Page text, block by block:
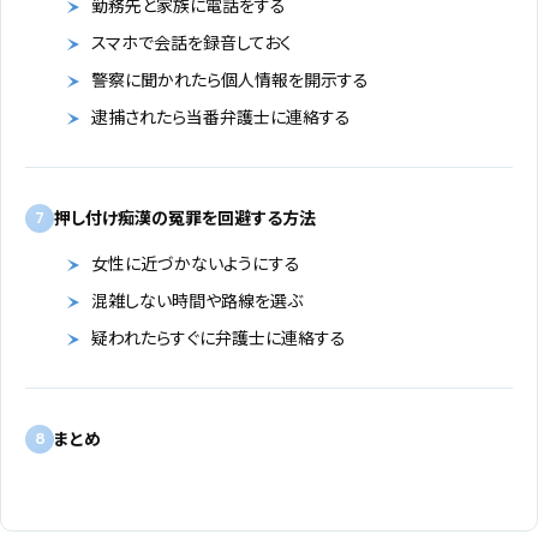
勤務先と家族に電話をする
スマホで会話を録音しておく
警察に聞かれたら個人情報を開示する
逮捕されたら当番弁護士に連絡する
7 押し付け痴漢の冤罪を回避する方法
女性に近づかないようにする
混雑しない時間や路線を選ぶ
疑われたらすぐに弁護士に連絡する
8 まとめ